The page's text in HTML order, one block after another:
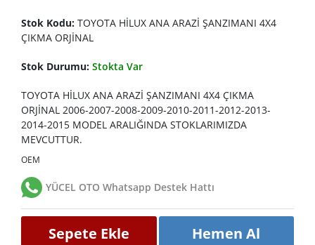
Stok Kodu: TOYOTA HİLUX ANA ARAZİ ŞANZIMANI 4X4
ÇIKMA ORJİNAL
Stok Durumu: Stokta Var
TOYOTA HİLUX ANA ARAZİ ŞANZIMANI 4X4 ÇIKMA
ORJİNAL 2006-2007-2008-2009-2010-2011-2012-2013-
2014-2015 MODEL ARALIĞINDA STOKLARIMIZDA
MEVCUTTUR.
OEM
YÜCEL OTO Whatsapp Destek Hattı
Sepete Ekle Hemen Al